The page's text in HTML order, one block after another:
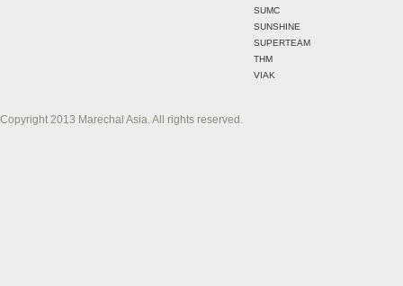
SUMC
SUNSHINE
SUPERTEAM
THM
VIAK
Copyright 2013 Marechal Asia. All rights reserved.